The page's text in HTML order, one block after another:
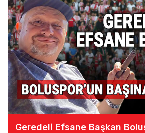
Geredeli Efsane Başkan